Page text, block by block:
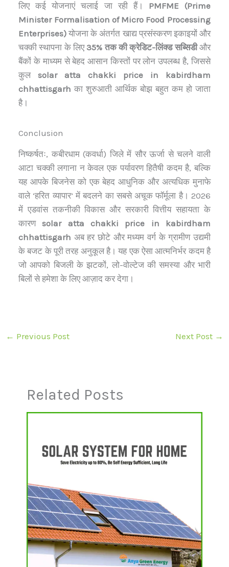
लिए कई योजनाएं चलाई जा रही हैं। PMFME (Prime
Minister Formalisation of Micro Food Processing
Enterprises) योजना के अंतर्गत खाद्य प्रसंस्करण इकाइयों और
चक्की स्थापना के लिए35% तक की क्रेडिट-लिंक्ड सब्सिडीऔर
बैंकों के माध्यम से बेहद आसान किस्तों पर लोन उपलब्ध है, जिससे
कुलsolar atta chakki price in kabirdham
chhattisgarh का शुरुआती आर्थिक बोझ बहुत कम हो जाता
है।
Conclusion
निष्कर्षतः, कबीरधाम (कवर्धा) जिले में सौर ऊर्जा से चलने वाली
आटा चक्की लगाना न केवल एक पर्यावरण हितैषी कदम है, बल्कि
यह आपके बिजनेस को एक बेहद आधुनिक और अत्यधिक मुनाफे
वाले ‘हरित व्यापार’ में बदलने का सबसे अचूक फॉर्मूला है। 2026
में एडवांस तकनीकी विकास और सरकारी वित्तीय सहायता के
कारणsolar atta chakki price in kabirdham
chhattisgarh अब हर छोटे और मध्यम वर्ग के ग्रामीण उद्यमी
के बजट के पूरी तरह अनुकूल है। यह एक ऐसा आत्मनिर्भर कदम है
जो आपको बिजली के झटकों, लो-वोल्टेज की समस्या और भारी
बिलों से हमेशा के लिए आज़ाद कर देगा।
← Previous Post Next Post →
Related Posts